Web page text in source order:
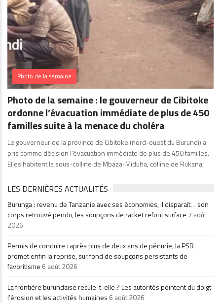
Photo de la semaine
Photo de la semaine : le gouverneur de Cibitoke
ordonne l’évacuation immédiate de plus de 450
familles suite à la menace du choléra
Le gouverneur de la province de Cibitoke (nord-ouest du Burundi) a
pris comme décision l’évacuation immédiate de plus de 450 familles.
Elles habitent la sous-colline de Mbaza-Miduha, colline de Rukana
LES DERNIÈRES ACTUALITÉS
Burunga : revenu de Tanzanie avec ses économies, il disparaît… son
corps retrouvé pendu, les soupçons de racket refont surface 7 août
2026
Permis de conduire : après plus de deux ans de pénurie, la PSR
promet enfin la reprise, sur fond de soupçons persistants de
favoritisme 6 août 2026
La frontière burundaise recule-t-elle ? Les autorités pointent du doigt
l’érosion et les activités humaines 6 août 2026